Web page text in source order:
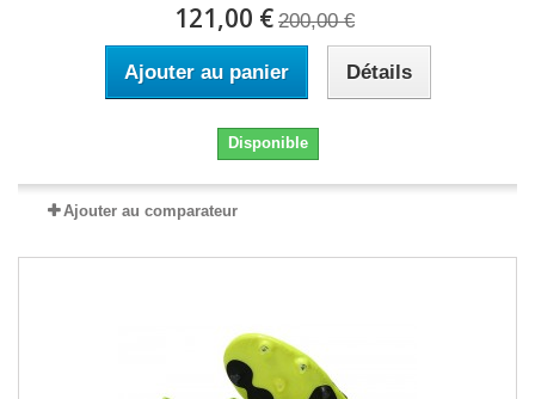
121,00 € 200,00 €
Ajouter au panier Détails
Disponible
Ajouter au comparateur